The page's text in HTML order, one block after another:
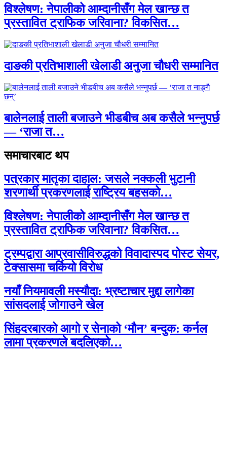
विश्लेषण: नेपालीको आम्दानीसँग मेल खान्छ त
प्रस्तावित ट्राफिक जरिवाना? विकसित…
दाङकी प्रतिभाशाली खेलाडी अनुजा चौधरी सम्मानित
बालेनलाई ताली बजाउने भीडबीच अब कसैले भन्नुपर्छ
— ‘राजा त…
समाचारबाट थप
पत्रकार मातृका दाहाल: जसले नक्कली भुटानी
शरणार्थी प्रकरणलाई राष्ट्रिय बहसको…
विश्लेषण: नेपालीको आम्दानीसँग मेल खान्छ त
प्रस्तावित ट्राफिक जरिवाना? विकसित…
ट्रम्पद्वारा आप्रवासीविरुद्धको विवादास्पद पोस्ट सेयर,
टेक्सासमा चर्कियो विरोध
नयाँ नियमावली मस्यौदा: भ्रष्टाचार मुद्दा लागेका
सांसदलाई जोगाउने खेल
सिंहदरबारको आगो र सेनाको ‘मौन’ बन्दुक: कर्नल
लामा प्रकरणले बदलिएको…